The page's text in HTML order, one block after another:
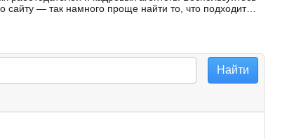
— так намного проще найти то, что подходит